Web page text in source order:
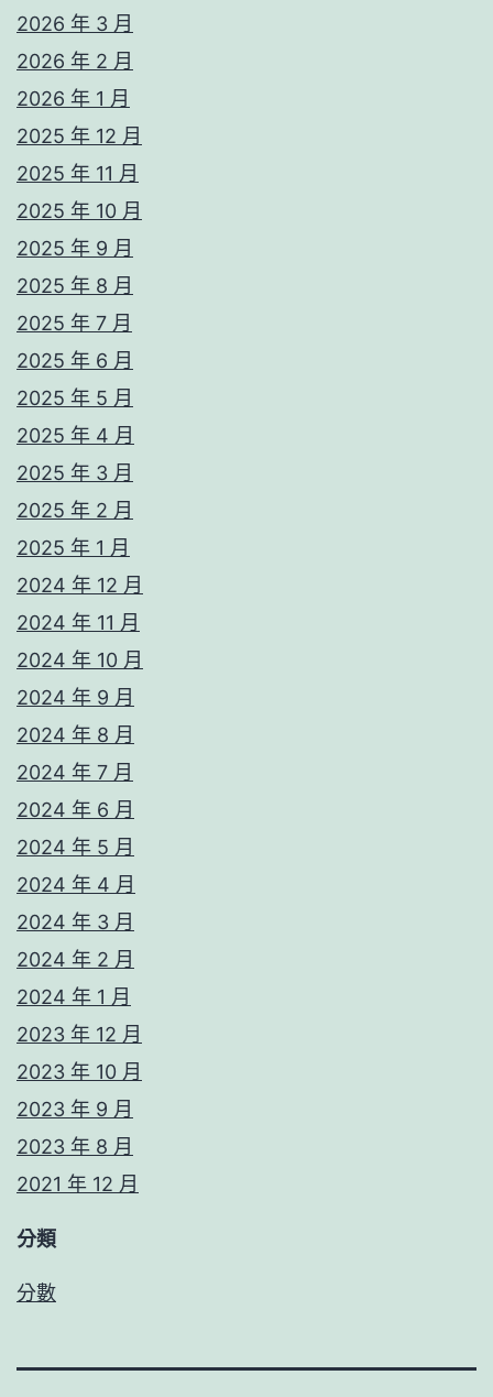
2026 年 3 月
2026 年 2 月
2026 年 1 月
2025 年 12 月
2025 年 11 月
2025 年 10 月
2025 年 9 月
2025 年 8 月
2025 年 7 月
2025 年 6 月
2025 年 5 月
2025 年 4 月
2025 年 3 月
2025 年 2 月
2025 年 1 月
2024 年 12 月
2024 年 11 月
2024 年 10 月
2024 年 9 月
2024 年 8 月
2024 年 7 月
2024 年 6 月
2024 年 5 月
2024 年 4 月
2024 年 3 月
2024 年 2 月
2024 年 1 月
2023 年 12 月
2023 年 10 月
2023 年 9 月
2023 年 8 月
2021 年 12 月
分類
分數